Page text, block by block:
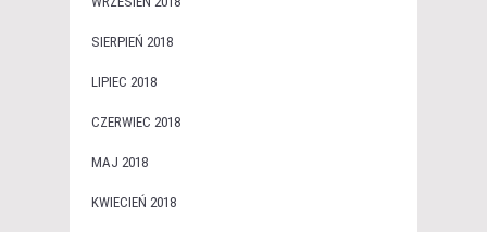
SIERPIEŃ 2018
LIPIEC 2018
CZERWIEC 2018
MAJ 2018
KWIECIEŃ 2018